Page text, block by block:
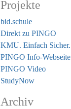
Projekte
bid.schule
Direkt zu PINGO
KMU. Einfach Sicher.
PINGO Info-Webseite
PINGO Video
StudyNow
Archiv